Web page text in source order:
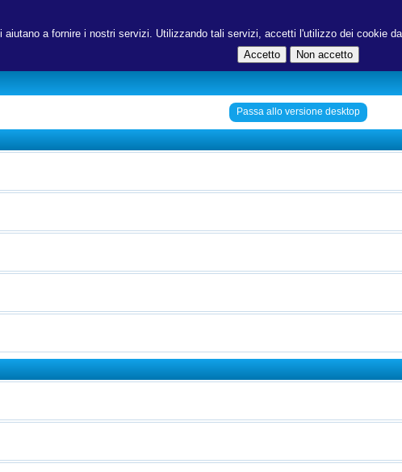
aiutano a fornire i nostri servizi. Utilizzando tali servizi, accetti l'utilizzo dei cookie
Passa allo versione desktop